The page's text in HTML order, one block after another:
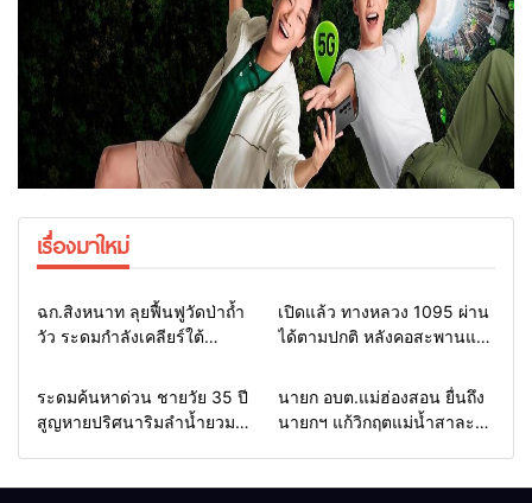
เรื่องมาใหม่
Home แวดวงทหาร
ฉก.สิงหนาท ลุยฟื้นฟูวัดป่าถ้ำ
วัว ระดมกำลังเคลียร์ใต้
ช่วยชาวบ้านฝ่าวิกฤตน้ำป่า
Home รอบรั้วทั่วไทย
เปิดแล้ว ทางหลวง 1095 ผ่าน
ได้ตามปกติ หลังคอสะพานแม่
แม่ฮ่องสอน สั่งเฝ้าระวัง 24
Home รอบรั้วทั่วไทย
ระดมค้นหาด่วน ชายวัย 35 ปี
สูญหายปริศนาริมลำน้ำยวม
Home รอบรั้วทั่วไทย
นายก อบต.แม่ฮ่องสอน ยื่นถึง
นายกฯ แก้วิกฤตแม่น้ำสาละ